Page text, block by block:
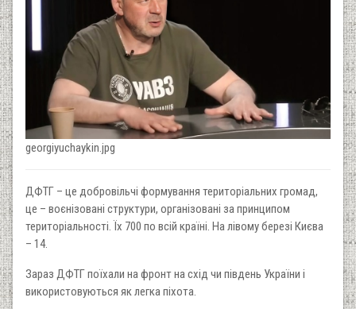
georgiyuchaykin.jpg
ДФТГ – це добровільчі формування територіальних громад,
це – воєнізовані структури, організовані за принципом
територіальності. Їх 700 по всій країні. На лівому березі Києва
– 14.
Зараз ДФТГ поїхали на фронт на схід чи південь України і
використовуються як легка піхота.